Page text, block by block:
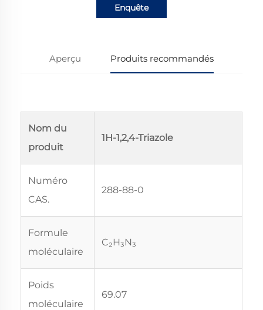
Enquête
Aperçu Produits recommandés
Nom du
produit
1H-1,2,4-Triazole
Numéro
CAS.
288-88-0
Formule
moléculaire
C₂H₃N₃
Poids
moléculaire
69.07